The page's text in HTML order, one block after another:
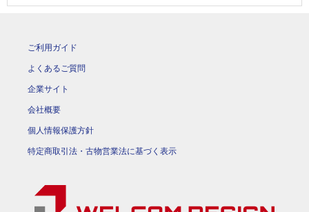
ご利用ガイド
よくあるご質問
企業サイト
会社概要
個人情報保護方針
特定商取引法・古物営業法に基づく表示